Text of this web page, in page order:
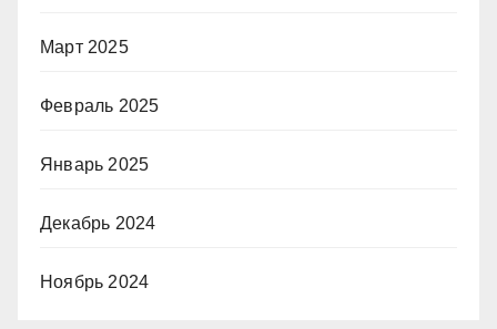
Март 2025
Февраль 2025
Январь 2025
Декабрь 2024
Ноябрь 2024